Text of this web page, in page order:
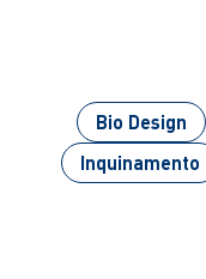
Bio Design
Inquinamento